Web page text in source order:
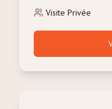
Visite Privée